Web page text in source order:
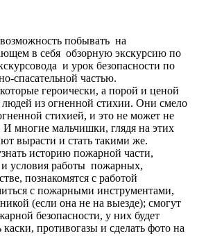
побывать на
в себя обзорную экскурсию по
и урок безопасности по
спасательной частью.
героически, а порой и ценой
из огненной стихии. Они смело
стихией, и это не может не
многие мальчишки, глядя на этих
вырасти и стать такими же.
историю пожарной части,
условия работы пожарных,
познакомятся с работой
с пожарными инструментами,
(если она не на выезде); смогут
безопасности, у них будет
противогазы и сделать фото на